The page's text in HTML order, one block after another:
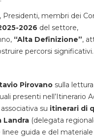
Presidenti, membri dei
2026 del settore,
“Alta Definizione”,
percorsi significativi.
Pirovano sulla
presenti nell’Itinerario
su itinerari di
Landra (delegata
guida e del